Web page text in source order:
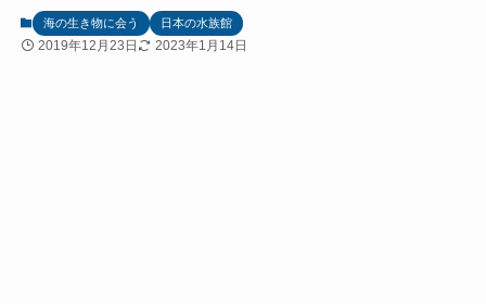
海の生き物に会う 日本の水族館
2019年12月23日 2023年1月14日